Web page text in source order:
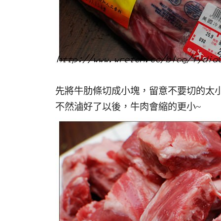
先將牛肋條切成小塊，留意不要切的太
不然滷好了以後，牛肉會縮的更小~